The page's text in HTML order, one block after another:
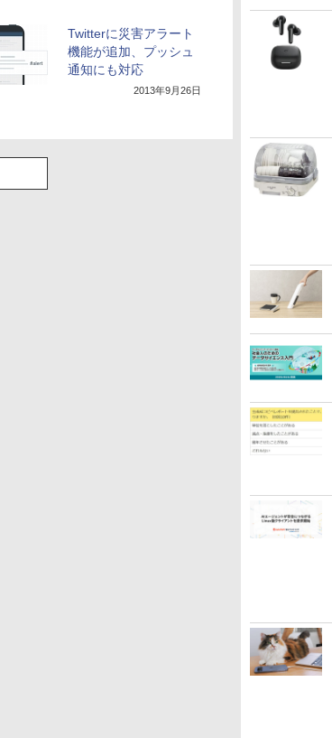
Twitterに災害アラート
機能が追加、プッシュ
通知にも対応
2013年9月26日